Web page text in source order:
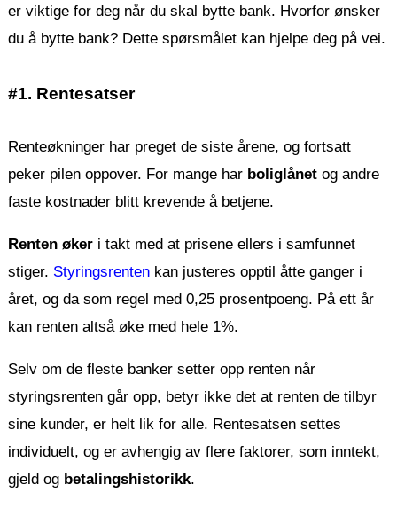
er viktige for deg når du skal bytte bank. Hvorfor ønsker
du å bytte bank? Dette spørsmålet kan hjelpe deg på vei.
#1. Rentesatser
Renteøkninger har preget de siste årene, og fortsatt
peker pilen oppover. For mange har boliglånetog andre
faste kostnader blitt krevende å betjene.
Renten økeri takt med at prisene ellers i samfunnet
stiger. Styringsrentenkan justeres opptil åtte ganger i
året, og da som regel med 0,25 prosentpoeng. På ett år
kan renten altså øke med hele 1%.
Selv om de fleste banker setter opp renten når
styringsrenten går opp, betyr ikke det at renten de tilbyr
sine kunder, er helt lik for alle. Rentesatsen settes
individuelt, og er avhengig av flere faktorer, som inntekt,
gjeld og betalingshistorikk.